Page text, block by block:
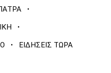
·
·
· ΕΙΔΗΣΕΙΣ ΤΩΡΑ